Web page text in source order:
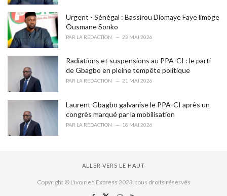
Urgent - Sénégal : Bassirou Diomaye Faye limoge
Ousmane Sonko
PAR LA RÉDACTION 23 MAI 2026
Radiations et suspensions au PPA-CI : le parti
de Gbagbo en pleine tempête politique
PAR LA RÉDACTION 21 MAI 2026
Laurent Gbagbo galvanise le PPA-CI après un
congrès marqué par la mobilisation
PAR LA RÉDACTION 18 MAI 2026
ALLER VERS LE HAUT
Copyright © L'ivoirien Express 2023. tous droits réservés